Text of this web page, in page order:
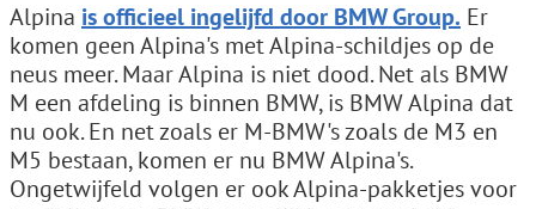
Alpina is officieel ingelijfd door BMW Group. Er
komen geen Alpina's met Alpina-schildjes op de
neus meer. Maar Alpina is niet dood. Net als BMW
M een afdeling is binnen BMW, is BMW Alpina dat
nu ook. En net zoals er M-BMW's zoals de M3 en
M5 bestaan, komen er nu BMW Alpina's.
Ongetwijfeld volgen er ook Alpina-pakketjes voor